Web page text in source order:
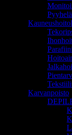
Karvanpoisto